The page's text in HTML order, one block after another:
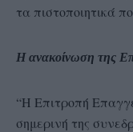
τα πιστοποιητικά
Hανακοίνωση της
“Η Επιτροπή
σημερινή της